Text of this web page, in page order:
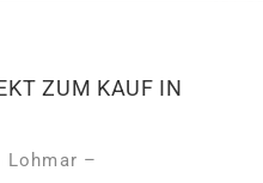
ZUM KAUF IN
–